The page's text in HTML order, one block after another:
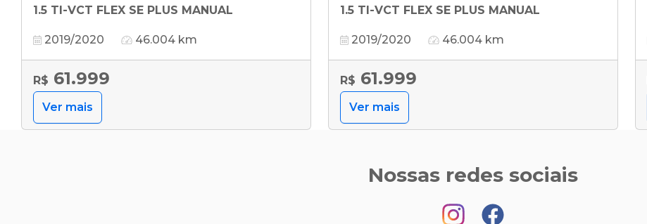
1.5 TI-VCT FLEX SE PLUS MANUAL
2019/2020 46.004 km
R$ 61.999
Ver mais
1.5 TI-VCT FLEX SE PLUS MANUAL
2019/2020 46.004 km
R$ 61.999
Ver mais
Nossas redes sociais